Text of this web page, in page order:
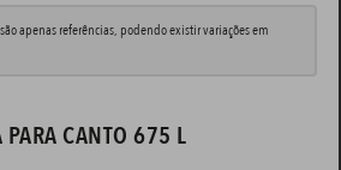
apenas referências, podendo existir variações em
PARA CANTO 675 L